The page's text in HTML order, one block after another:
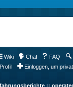
Wiki Chat FAQ
Profil
Einloggen, um
::